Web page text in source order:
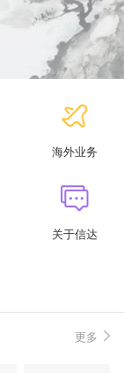
海外业务
关于信达
更多